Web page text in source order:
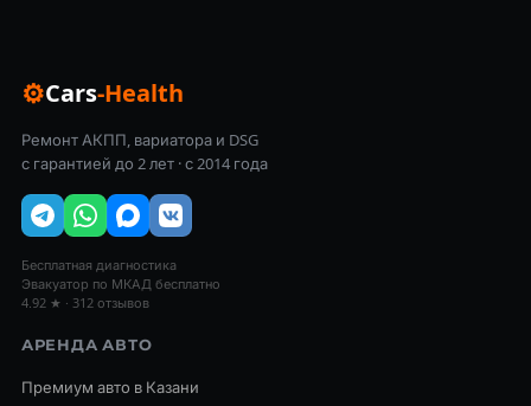
⚙Cars-Health
Ремонт АКПП, вариатора и DSG
с гарантией до 2 лет · с 2014 года
Бесплатная диагностика
Эвакуатор по МКАД бесплатно
4.92 ★ · 312 отзывов
АРЕНДА АВТО
Премиум авто в Казани